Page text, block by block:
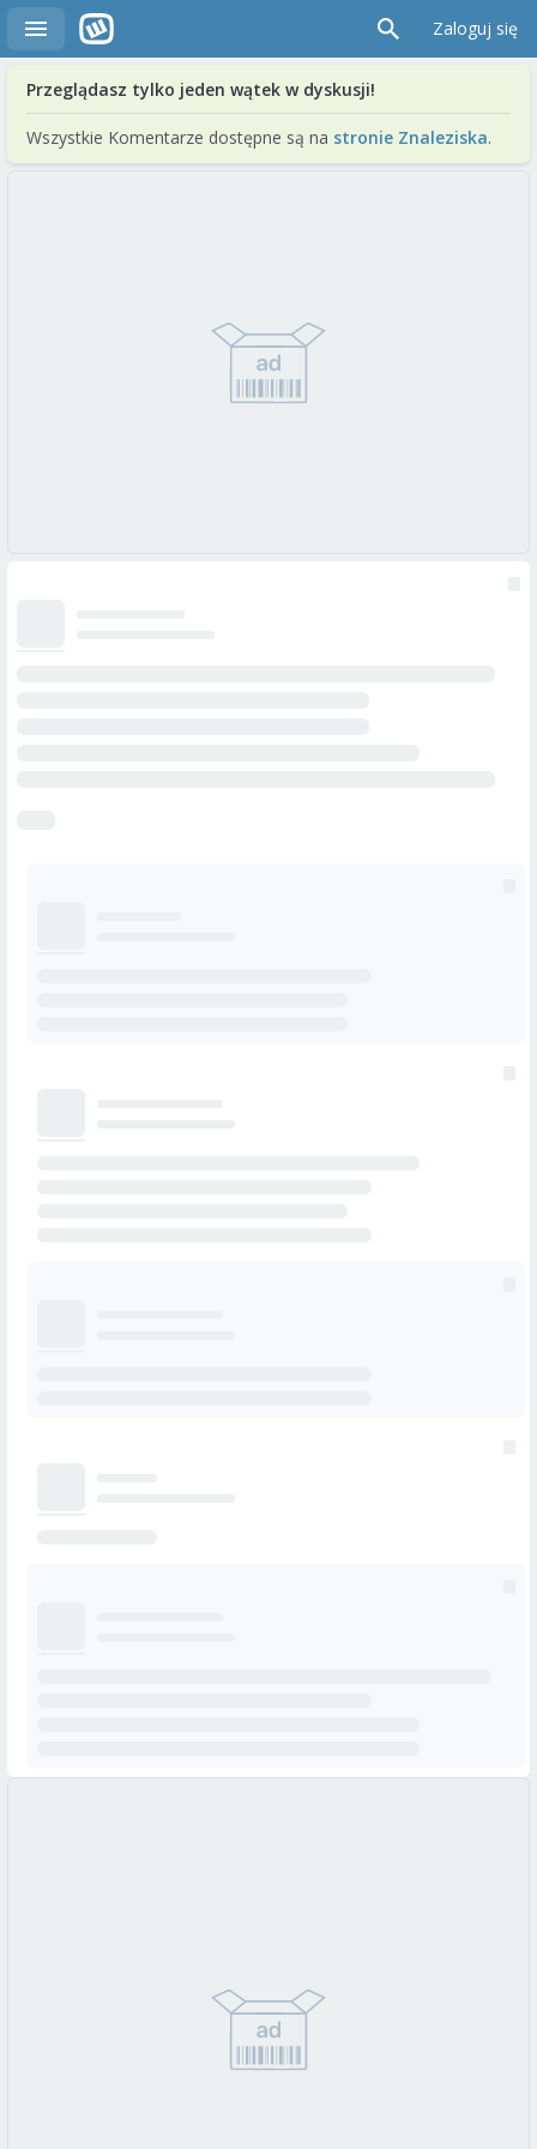
Zaloguj się
Przeglądasz tylko jeden wątek w dyskusji!
Wszystkie Komentarze dostępne są na stronie Znaleziska.